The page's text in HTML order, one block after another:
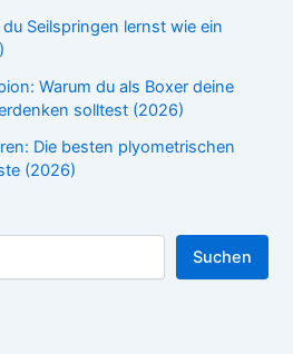
Seilspringen lernst wie ein
Warum du als Boxer deine
solltest (2026)
Die besten plyometrischen
(2026)
Suchen